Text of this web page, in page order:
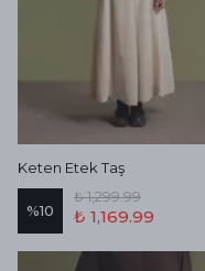
Keten Etek Taş
%10
₺ 1,299.99
₺ 1,169.99